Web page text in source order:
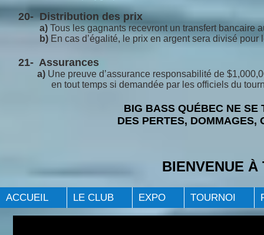
20- Distribution des prix
a) Tous les gagnants recevront un transfert bancaire
b) En cas d’égalité, le prix en argent sera divisé
21- Assurances
a) Une preuve d’assurance responsabilité de
en tout temps si demandée par les officiels du
BIG BASS QUÉBEC NE SE
DES PERTES, DOMMAGES,
BIENVENUE À
ACCUEIL LE CLUB EXPO TOURNOI